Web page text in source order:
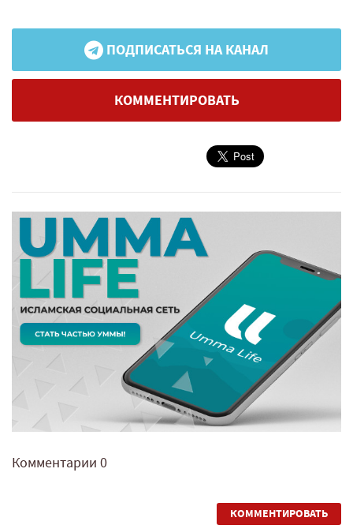
ПОДПИСАТЬСЯ НА КАНАЛ
КОММЕНТИРОВАТЬ
Комментарии 0
КОММЕНТИРОВАТЬ